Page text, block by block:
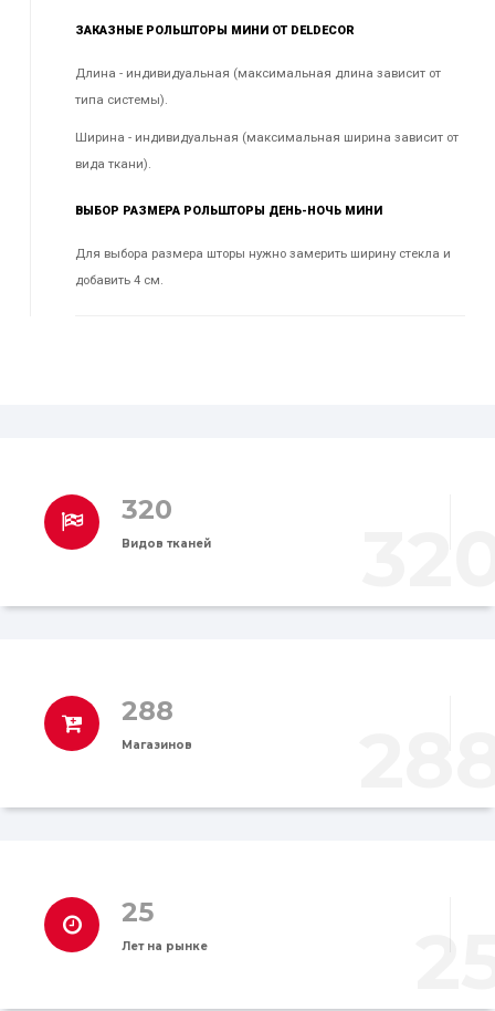
ЗАКАЗНЫЕ РОЛЬШТОРЫ МИНИ ОТ DELDECOR
Длина - индивидуальная (максимальная длина зависит от
типа системы).
Ширина - индивидуальная (максимальная ширина зависит от
вида ткани).
ВЫБОР РАЗМЕРА РОЛЬШТОРЫ ДЕНЬ-НОЧЬ МИНИ
Для выбора размера шторы нужно замерить ширину стекла и
добавить 4 см.
320
Видов тканей
288
Магазинов
25
Лет на рынке